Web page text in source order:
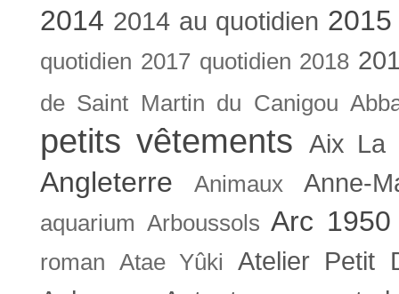
2014 2014 au quotidien
quotidien 2017 quotidien 2018
de Saint Martin du Canigou
petits vêtements Aix La
Angleterre Animaux Anne-
aquarium Arboussols Arc 1950
roman Atae Yûki
Atelier Petit